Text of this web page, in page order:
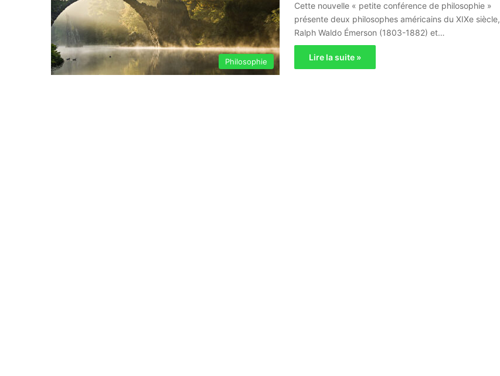
Philosophie
Cette nouvelle « petite conférence de philosophie »
présente deux philosophes américains du XIXe siècle,
Ralph Waldo Émerson (1803-1882) et…
Lire la suite »